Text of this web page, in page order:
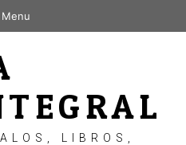
Menu
LIBROS,